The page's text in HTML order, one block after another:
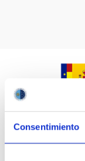
Consentimiento